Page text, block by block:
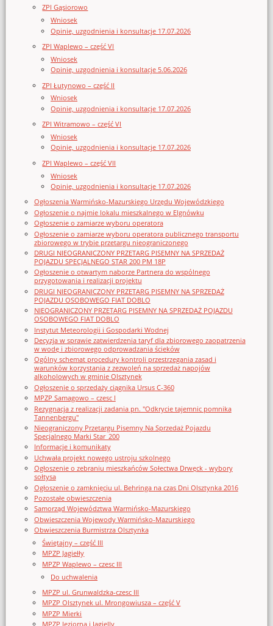
ZPI Gąsiorowo
Wniosek
Opinie, uzgodnienia i konsultacje 17.07.2026
ZPI Waplewo – część VI
Wniosek
Opinie, uzgodnienia i konsultacje 5.06.2026
ZPI Łutynowo – część II
Wniosek
Opinie, uzgodnienia i konsultacje 17.07.2026
ZPI Witramowo – część VI
Wniosek
Opinie, uzgodnienia i konsultacje 17.07.2026
ZPI Waplewo – część VII
Wniosek
Opinie, uzgodnienia i konsultacje 17.07.2026
Ogłoszenia Warmińsko-Mazurskiego Urzędu Wojewódzkiego
Ogłoszenie o najmie lokalu mieszkalnego w Elgnówku
Ogłoszenie o zamiarze wyboru operatora
Ogłoszenie o zamiarze wyboru operatora publicznego transportu
zbiorowego w trybie przetargu nieograniczonego
DRUGI NIEOGRANICZONY PRZETARG PISEMNY NA SPRZEDAŻ
POJAZDU SPECJALNEGO STAR 200 PM 18P
Ogłoszenie o otwartym naborze Partnera do wspólnego
przygotowania i realizacji projektu
DRUGI NIEOGRANICZONY PRZETARG PISEMNY NA SPRZEDAŻ
POJAZDU OSOBOWEGO FIAT DOBLO
NIEOGRANICZONY PRZETARG PISEMNY NA SPRZEDAŻ POJAZDU
OSOBOWEGO FIAT DOBLO
Instytut Meteorologii i Gospodarki Wodnej
Decyzja w sprawie zatwierdzenia taryf dla zbiorowego zaopatrzenia
w wodę i zbiorowego odprowadzania ścieków
Ogólny schemat procedury kontroli przestrzegania zasad i
warunków korzystania z zezwoleń na sprzedaż napojów
alkoholowych w gminie Olsztynek
Ogłoszenie o sprzedaży ciągnika Ursus C-360
MPZP Samagowo – czesc I
Rezygnacja z realizacji zadania pn. "Odkrycie tajemnic pomnika
Tannenbergu"
Nieograniczony Przetargu Pisemny Na Sprzedaż Pojazdu
Specjalnego Marki Star_200
Informacje i komunikaty
Uchwała projekt nowego ustroju szkolnego
Ogłoszenie o zebraniu mieszkańców Sołectwa Drwęck - wybory
sołtysa
Ogłoszenie o zamknięciu ul. Behringa na czas Dni Olsztynka 2016
Pozostałe obwieszczenia
Samorząd Województwa Warmińsko-Mazurskiego
Obwieszczenia Wojewody Warmińsko-Mazurskiego
Obwieszczenia Burmistrza Olsztynka
Świętajny – część III
MPZP Jagiełły
MPZP Waplewo – czesc III
Do uchwalenia
MPZP ul. Grunwaldzka-czesc III
MPZP Olsztynek ul. Mrongowiusza – część V
MPZP Mierki
MPZP Jeziorna i Jagielly